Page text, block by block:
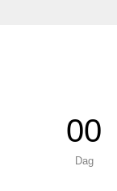
00
Dag